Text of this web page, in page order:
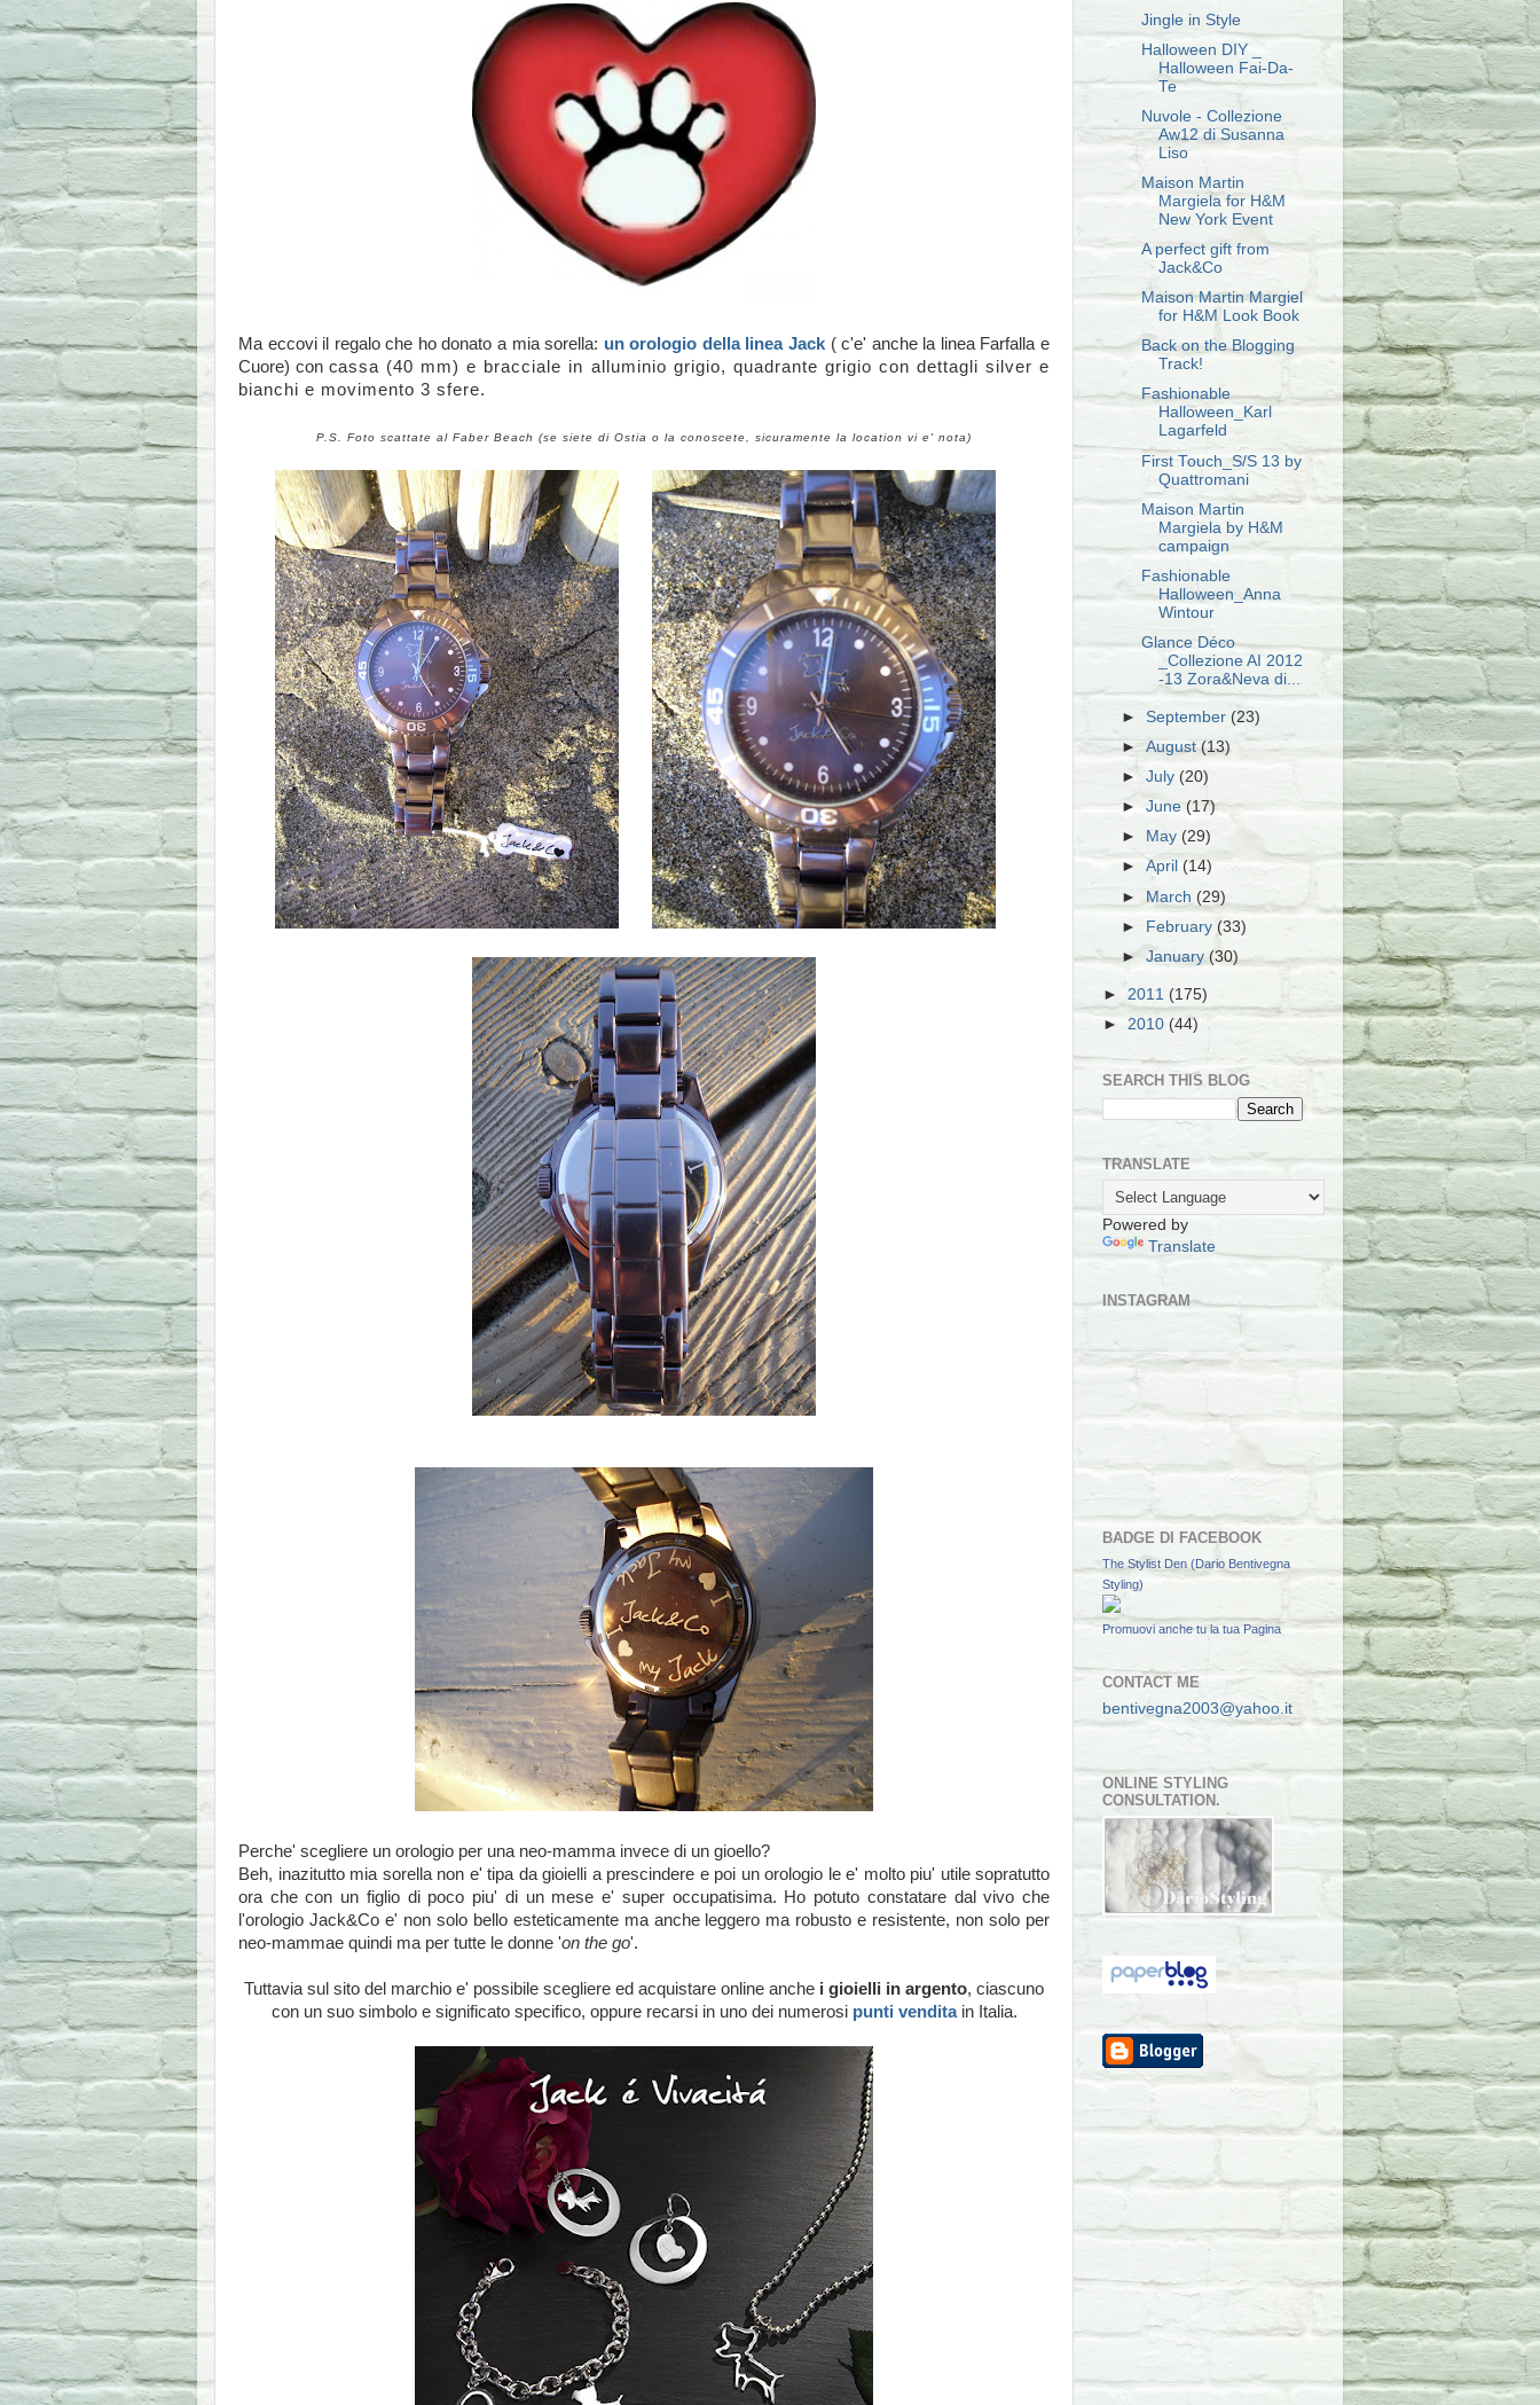
Ma eccovi il regalo che ho donato a mia sorella: un orologio della linea Jack ( c'e' anche la linea Farfalla e
Cuore) con cassa (40 mm) e bracciale in alluminio grigio, quadrante grigio con dettagli silver e
bianchi e movimento 3 sfere.
P.S. Foto scattate al Faber Beach (se siete di Ostia o la conoscete, sicuramente la location vi e' nota)
Perche' scegliere un orologio per una neo-mamma invece di un gioello?
Beh, inazitutto mia sorella non e' tipa da gioielli a prescindere e poi un orologio le e' molto piu' utile sopratutto
ora che con un figlio di poco piu' di un mese e' super occupatisima. Ho potuto constatare dal vivo che
l'orologio Jack&Co e' non solo bello esteticamente ma anche leggero ma robusto e resistente, non solo per
neo-mammae quindi ma per tutte le donne 'on the go'.
Tuttavia sul sito del marchio e' possibile scegliere ed acquistare online anche i gioielli in argento, ciascuno
con un suo simbolo e significato specifico, oppure recarsi in uno dei numerosi punti vendita in Italia.
Jingle in Style
Halloween DIY _
Halloween Fai-Da-
Te
Nuvole - Collezione
Aw12 di Susanna
Liso
Maison Martin
Margiela for H&M
New York Event
A perfect gift from
Jack&Co
Maison Martin Margiel
for H&M Look Book
Back on the Blogging
Track!
Fashionable
Halloween_Karl
Lagarfeld
First Touch_S/S 13 by
Quattromani
Maison Martin
Margiela by H&M
campaign
Fashionable
Halloween_Anna
Wintour
Glance Déco
_Collezione AI 2012
-13 Zora&Neva di...
►September(23)
►August(13)
►July (20)
►June(17)
►
May (29)
►April(14)
► March (29)
► February (33)
►January(30)
► 2011 (175)
► 2010 (44)
SEARCH THIS BLOG
TRANSLATE
Powered by
Translate
INSTAGRAM
BADGE DI FACEBOOK
The Stylist Den (Dario Bentivegna
Styling)
Promuovi anche tu la tua Pagina
CONTACT ME
bentivegna2003@yahoo.it
ONLINE STYLING
CONSULTATION.